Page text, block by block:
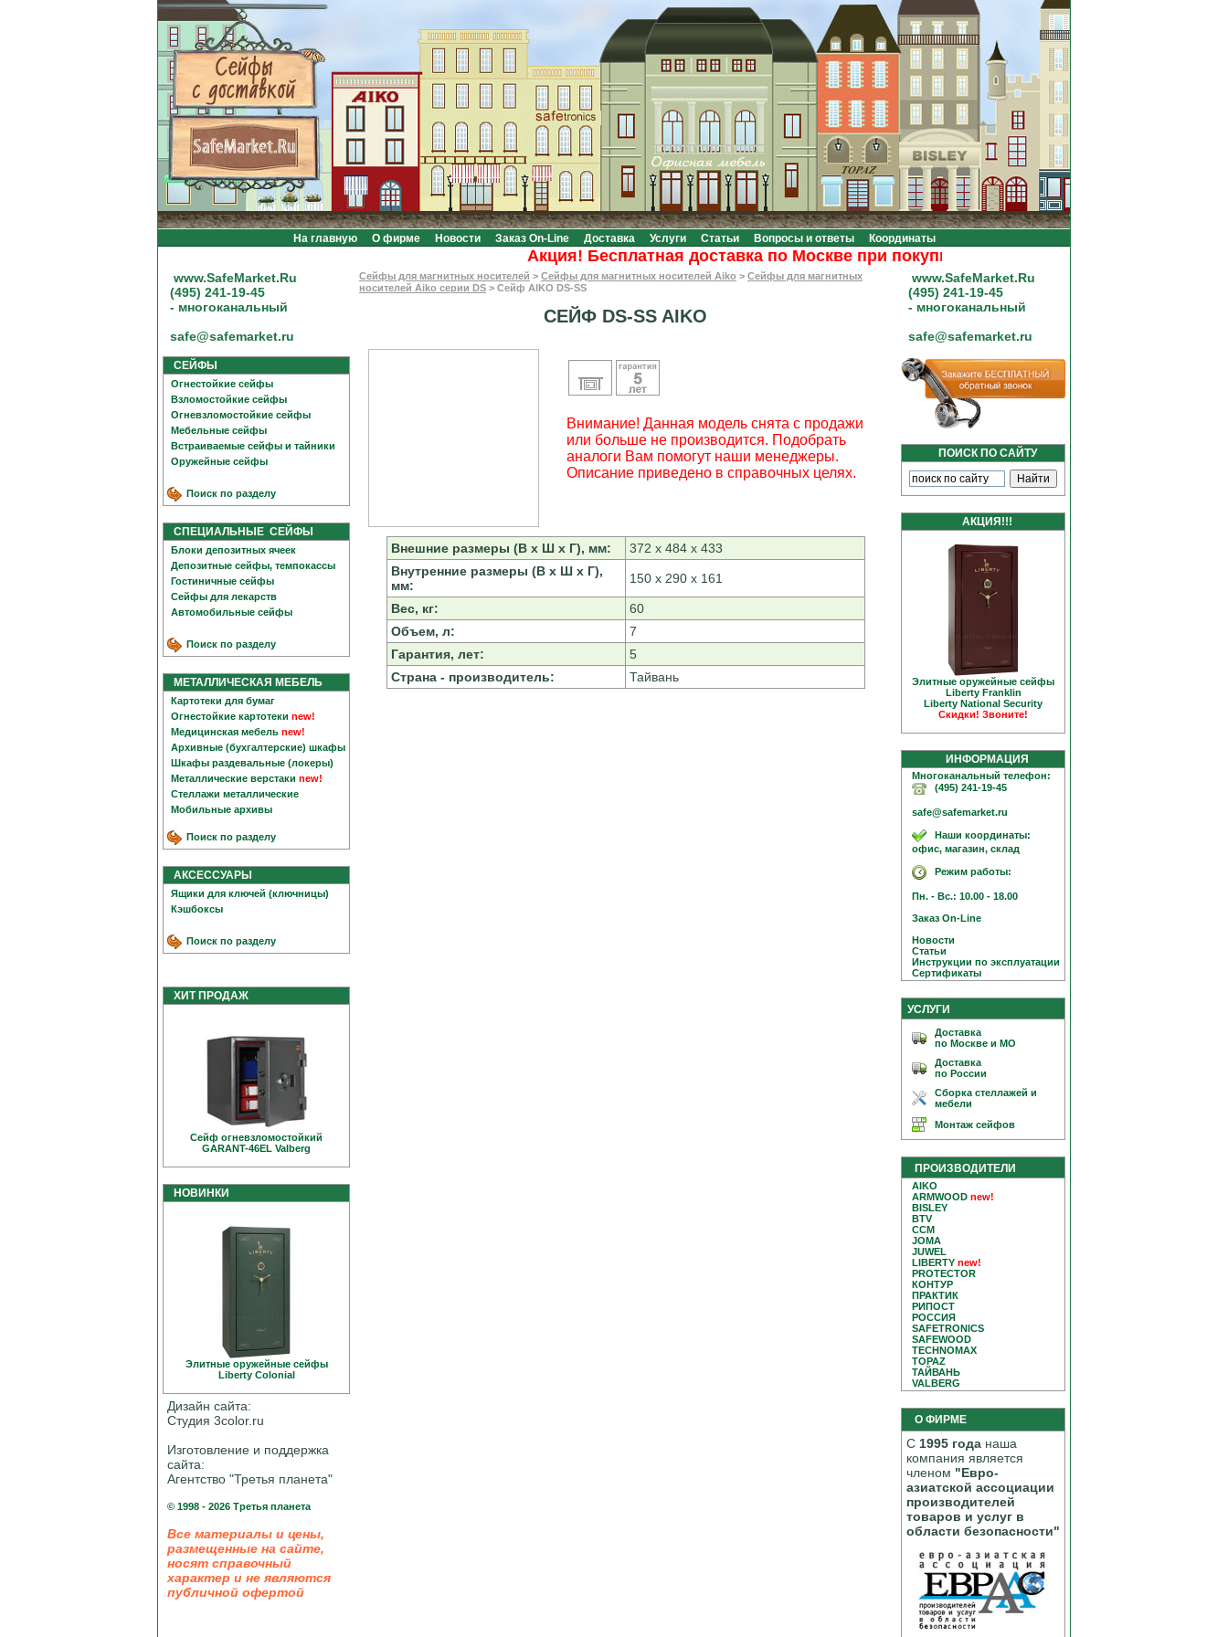
На главную О фирме Новости Заказ On-Line Доставка Услуги Статьи Вопросы и ответы Координаты
Акция! Бесплатная доставка по Москве при покупке на сумму от 20000 рублей.
www.SafeMarket.Ru
(495) 241-19-45
- многоканальный
safe@safemarket.ru
СЕЙФЫ
Огнестойкие сейфы
Взломостойкие сейфы
Огневзломостойкие сейфы
Мебельные сейфы
Встраиваемые сейфы и тайники
Оружейные сейфы
Поиск по разделу
СПЕЦИАЛЬНЫЕ СЕЙФЫ
Блоки депозитных ячеек
Депозитные сейфы, темпокассы
Гостиничные сейфы
Сейфы для лекарств
Автомобильные сейфы
Поиск по разделу
МЕТАЛЛИЧЕСКАЯ МЕБЕЛЬ
Картотеки для бумаг
Огнестойкие картотеки new!
Медицинская мебель new!
Архивные (бухгалтерские) шкафы
Шкафы раздевальные (локеры)
Металлические верстаки new!
Стеллажи металлические
Мобильные архивы
Поиск по разделу
АКСЕССУАРЫ
Ящики для ключей (ключницы)
Кэшбоксы
Поиск по разделу
ХИТ ПРОДАЖ
Сейф огневзломостойкий
GARANT-46EL Valberg
НОВИНКИ
Элитные оружейные сейфы
Liberty Colonial
Дизайн сайта:
Студия 3color.ru
Изготовление и поддержка
сайта:
Агентство "Третья планета"
© 1998 - 2026 Третья планета
Все материалы и цены,
размещенные на сайте,
носят справочный
характер и не являются
публичной офертой
Сейфы для магнитных носителей > Сейфы для магнитных носителей Aiko > Сейфы для магнитных
носителей Aiko серии DS > Сейф AIKO DS-SS
СЕЙФ DS-SS AIKO
Внимание! Данная модель снята с продажи
или больше не производится. Подобрать
аналоги Вам помогут наши менеджеры.
Описание приведено в справочных целях.
Внешние размеры (В х Ш х Г), мм:
372 х 484 х 433
Внутренние размеры (В х Ш х Г),
мм:
150 х 290 х 161
Вес, кг:
60
Объем, л:
7
Гарантия, лет:
5
Страна - производитель:
Тайвань
www.SafeMarket.Ru
(495) 241-19-45
- многоканальный
safe@safemarket.ru
ПОИСК ПО САЙТУ
АКЦИЯ!!!
Элитные оружейные сейфы
Liberty Franklin
Liberty National Security
Скидки! Звоните!
ИНФОРМАЦИЯ
Многоканальный телефон:
(495) 241-19-45
safe@safemarket.ru
Наши координаты:
офис, магазин, склад
Режим работы:
Пн. - Вс.: 10.00 - 18.00
Заказ On-Line
Новости
Статьи
Инструкции по эксплуатации
Сертификаты
УСЛУГИ
Доставка
по Москве и МО
Доставка
по России
Сборка стеллажей и
мебели
Монтаж сейфов
ПРОИЗВОДИТЕЛИ
AIKO
ARMWOOD new!
BISLEY
BTV
CCM
JOMA
JUWEL
LIBERTY new!
PROTECTOR
КОНТУР
ПРАКТИК
РИПОСТ
РОССИЯ
SAFETRONICS
SAFEWOOD
TECHNOMAX
TOPAZ
ТАЙВАНЬ
VALBERG
О ФИРМЕ
С 1995 года наша
компания является
членом "Евро-
азиатской ассоциации
производителей
товаров и услуг в
области безопасности"